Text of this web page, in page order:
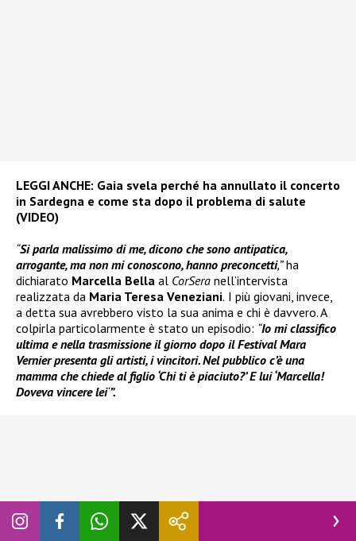
LEGGI ANCHE: Gaia svela perché ha annullato il concerto
in Sardegna e come sta dopo il problema di salute
(VIDEO)
“Si parla malissimo di me, dicono che sono antipatica,
arrogante, ma non mi conoscono, hanno preconcetti,”ha
dichiarato Marcella Bella al CorSera nell’intervista
realizzata da Maria Teresa Veneziani. I più giovani, invece,
a detta sua avrebbero visto la sua anima e chi è davvero. A
colpirla particolarmente è stato un episodio: “Io mi classifico
ultima e nella trasmissione il giorno dopo il Festival Mara
Vernier presenta gli artisti, i vincitori. Nel pubblico c’è una
mamma che chiede al figlio ‘Chi ti è piaciuto?’ E lui ‘Marcella!
Doveva vincere lei‘”.